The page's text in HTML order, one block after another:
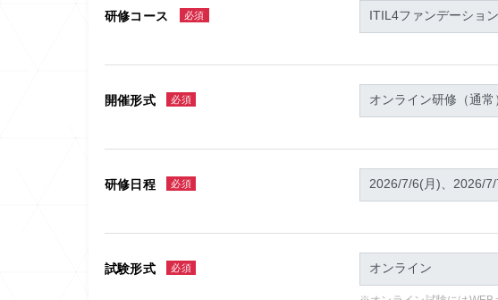
研修コース 必須
開催形式 必須
研修日程 必須
試験形式 必須